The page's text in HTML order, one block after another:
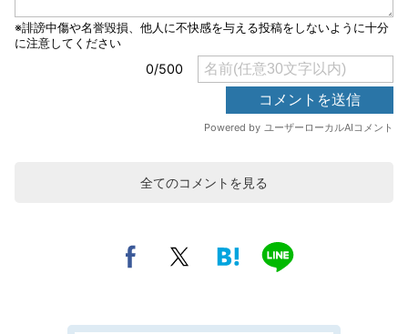
全てのコメントを見る